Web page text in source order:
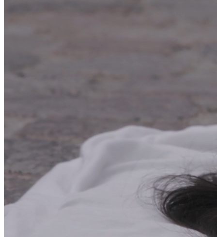
Voldsforebyggelse som obligatorisk tema i folkeskolens
Vision
Et Danmark
uden vold.